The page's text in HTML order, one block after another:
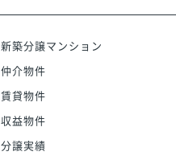
新築分譲マンション
仲介物件
賃貸物件
収益物件
分譲実績